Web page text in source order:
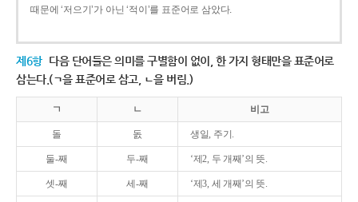
때문에 ‘저으기’가 아닌 ‘적이’를 표준어로 삼았다.
제6항 다음 단어들은 의미를 구별함이 없이, 한 가지 형태만을 표준어로
삼는다.(ㄱ을 표준어로 삼고, ㄴ을 버림.)
ㄱ ㄴ 비고
돌 돐 생일, 주기.
둘-째 두-째 ‘제2, 두 개째’의 뜻.
셋-째 세-째 ‘제3, 세 개째’의 뜻.